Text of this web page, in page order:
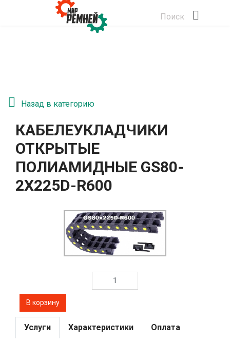
Поиск
Назад в категорию
КАБЕЛЕУКЛАДЧИКИ
ОТКРЫТЫЕ
ПОЛИАМИДНЫЕ GS80-
2Х225D-R600
Услуги Характеристики Оплата